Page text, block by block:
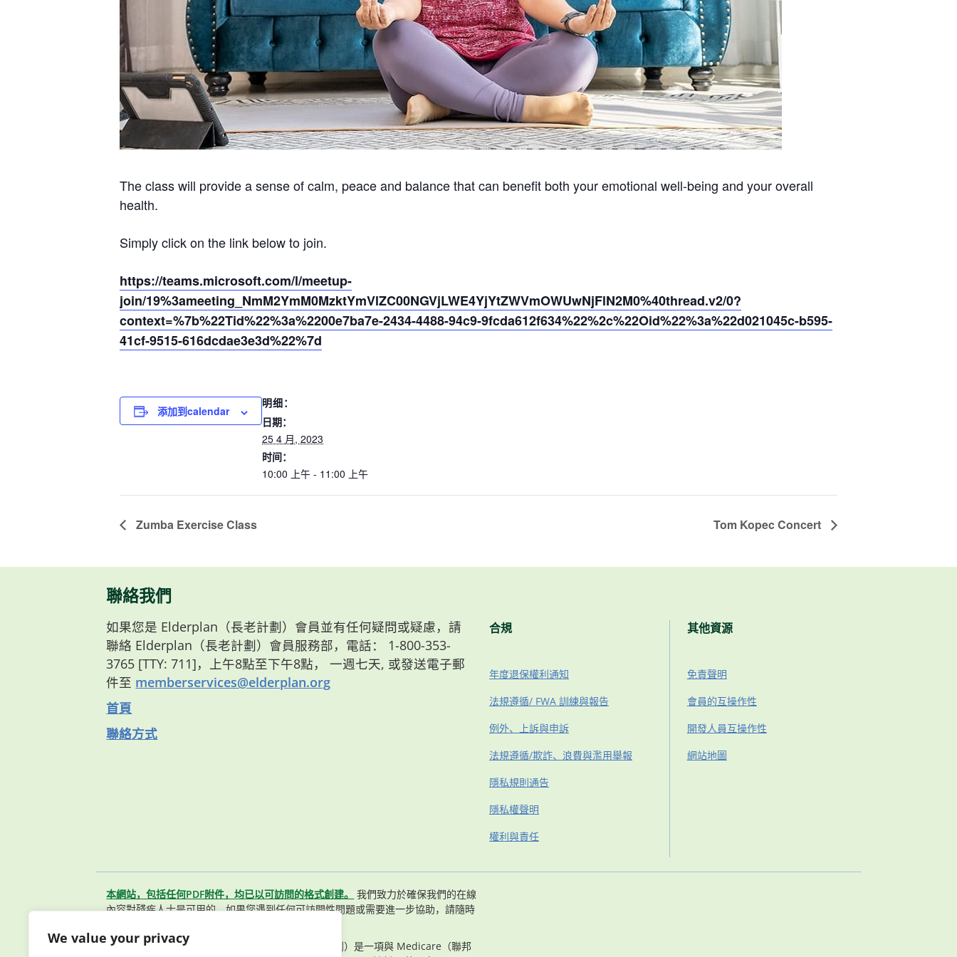
We value your privacy
The class will provide a sense of calm, peace and balance that can benefit both your emotional well-being and your overall
health.
Simply click on the link below to join.
https://teams.microsoft.com/l/meetup-
join/19%3ameeting_NmM2YmM0MzktYmVlZC00NGVjLWE4YjYtZWVmOWUwNjFlN2M0%40thread.v2/0?
context=%7b%22Tid%22%3a%2200e7ba7e-2434-4488-94c9-9fcda612f634%22%2c%22Oid%22%3a%22d021045c-b595-
41cf-9515-616dcdae3e3d%22%7d
添加到calendar
明细：
日期：
25 4 月, 2023
时间：
10:00 上午 - 11:00 上午
Zumba Exercise Class Tom Kopec Concert
聯絡我們
如果您是 Elderplan（長老計劃）會員並有任何疑問或疑慮，請
聯絡 Elderplan（長老計劃）會員服務部，電話： 1-800-353-
3765 [TTY: 711]，上午8點至下午8點， 一週七天, 或發送電子郵
件至 memberservices@elderplan.org
首頁
聯絡方式
合規
年度退保權利通知
法規遵循/ FWA 訓練與報告
例外、上訴與申訴
法規遵循/欺詐、浪費與濫用舉報
隱私規則通告
隱私權聲明
權利與責任
其他資源
免責聲明
會員的互操作性
開發人員互操作性
網站地圖
本網站，包括任何PDF附件，均已以可訪問的格式創建。
我們致力於確保我們的在線
內容對殘疾人士是可用的。如果您遇到任何可訪問性問題或需要進一步協助，請隨時
© 2026 Elderplan. 版權所有。 Elderplan（長老計劃）是一項與 Medicare（聯邦